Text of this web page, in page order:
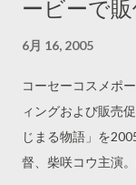
ービーで
6月 16, 2005
コーセーコスメポ
ィングおよび販売
じまる物語」を
督、柴咲コウ主演